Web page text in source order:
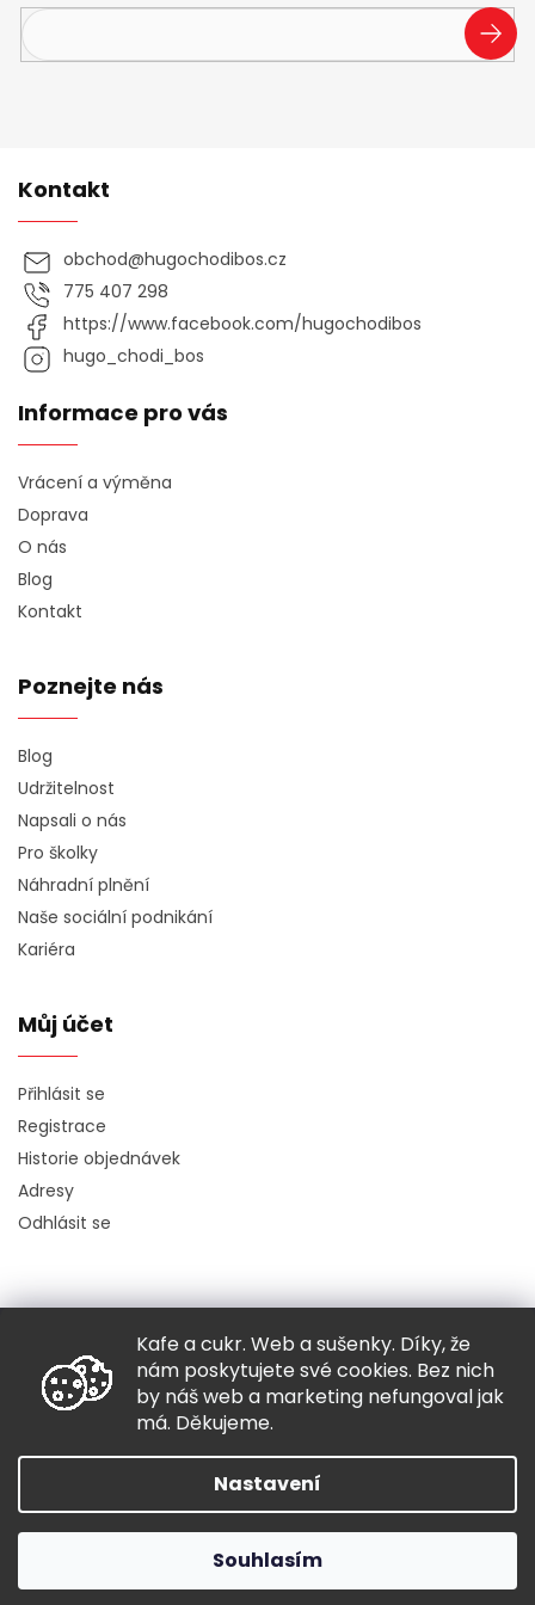
Kafe a cukr. Web a sušenky. Díky, že
nám poskytujete své cookies. Bez nich
by náš web a marketing nefungoval jak
má. Děkujeme.
Nastavení
Souhlasím
SE
Kontakt
obchod@hugochodibos.cz
775 407 298
https://www.facebook.com/hugochodibos
hugo_chodi_bos
Informace pro vás
Vrácení a výměna
Doprava
O nás
Blog
Kontakt
Poznejte nás
Blog
Udržitelnost
Napsali o nás
Pro školky
Náhradní plnění
Naše sociální podnikání
Kariéra
Můj účet
Přihlásit se
Registrace
Historie objednávek
Adresy
Odhlásit se
Copyright 2026Hugo chodí bos. Všechna práva vyhrazena.
Grafický návrh vytvořil a nakódovalShoptak.cz